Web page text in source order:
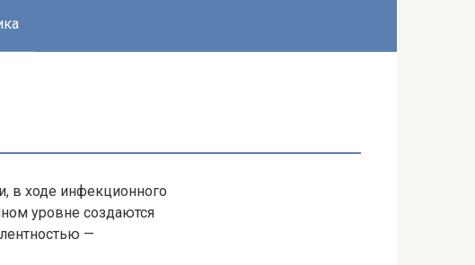
в ходе инфекционного
уровне создаются
—